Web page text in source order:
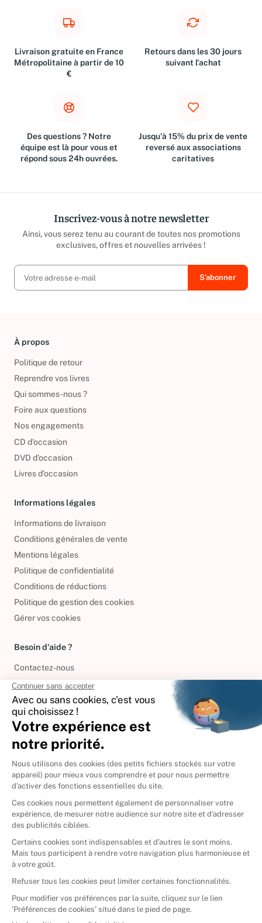
Livraison gratuite en France
Métropolitaine à partir de 10
€
Retours dans les 30 jours
suivant l'achat
Des questions ? Notre
équipe est là pour vous et
répond sous 24h ouvrées.
Jusqu'à 15% du prix de vente
reversé aux associations
caritatives
Inscrivez-vous à notre newsletter
Ainsi, vous serez tenu au courant de toutes nos promotions
exclusives, offres et nouvelles arrivées !
À propos
Politique de retour
Reprendre vos livres
Qui sommes-nous ?
Foire aux questions
Nos engagements
CD d'occasion
DVD d'occasion
Livres d’occasion
Informations légales
Informations de livraison
Conditions générales de vente
Mentions légales
Politique de confidentialité
Conditions de réductions
Politique de gestion des cookies
Gérer vos cookies
Besoin d'aide ?
Contactez-nous
International
🇪🇸Espagne
🇮🇹Italie
Donner vos livres